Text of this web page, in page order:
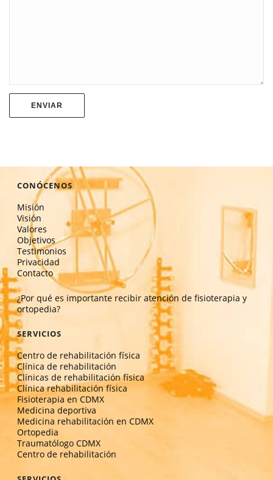
CONÓCENOS
Misión
Visión
Valores
Objetivos
Testimonios
Privacidad
Contacto
¿Por qué es importante recibir atención de fisioterapia y
ortopedia?
SERVICIOS
Centro de rehabilitación física
Clínica de rehabilitación
Clínicas de rehabilitación física
Clínica rehabilitación física
Fisioterapia en CDMX
Medicina deportiva
Medicina rehabilitación en CDMX
Ortopedia
Traumatólogo CDMX
Centro de rehabilitación